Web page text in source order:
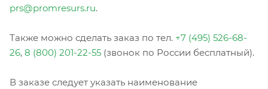
prs@promresurs.ru.
Также можно сделать заказ по тел. +7 (495) 526-68-
26, 8 (800) 201-22-55 (звонок по России бесплатный).
В заказе следует указать наименование